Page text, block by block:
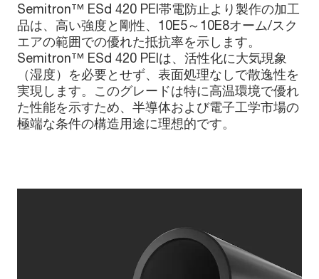
Semitron™ ESd 420 PEI帯電防止より製作の加工
品は、高い強度と剛性、10E5～10E8オーム/スク
エアの範囲での優れた抵抗率を示します。
Semitron™ ESd 420 PEIは、活性化に大気現象
（湿度）を必要とせず、表面処理なしで散逸性を
実現します。このグレードは特に高温環境で優れ
た性能を示すため、半導体および電子工学市場の
極端な条件の構造用途に理想的です。